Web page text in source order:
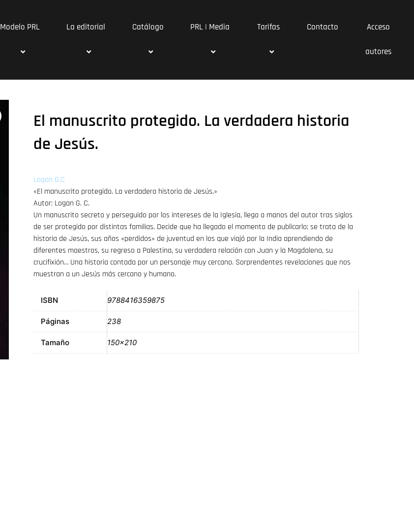
Modelo PRL La editorial Catálogo PRL | Media Tarifas Contacto Acceso
autores
El manuscrito protegido. La verdadera historia
de Jesús.
Logan G.C
«El manuscrito protegido. La verdadera historia de Jesús.»
Autor: Logan G. C.
Un manuscrito secreto y perseguido por los intereses de la Iglesia, llega a manos del autor tras siglos
de ser protegido por distintas familias. Decide que ha llegado el momento de publicarlo; se trata de la
historia de Jesús, sus años «perdidos» de juventud en los que viajó por la India aprendiendo de
diferentes maestros, su regreso a Palestina, su verdadera relación con Juan y la Magdalena, su
crucifixión… Una historia contada por un personaje muy cercano. Sorprendentes revelaciones que nos
muestran a un Jesús más cercano y humano.
ISBN 9788416359875
Páginas 238
Tamaño 150×210